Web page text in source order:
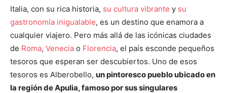
Italia, con su rica historia, su cultura vibrante y su
gastronomía inigualable, es un destino que enamora a
cualquier viajero. Pero más allá de las icónicas ciudades
de Roma, Venecia o Florencia, el país esconde pequeños
tesoros que esperan ser descubiertos. Uno de esos
tesoros es Alberobello, un pintoresco pueblo ubicado en
la región de Apulia, famoso por sus singulares